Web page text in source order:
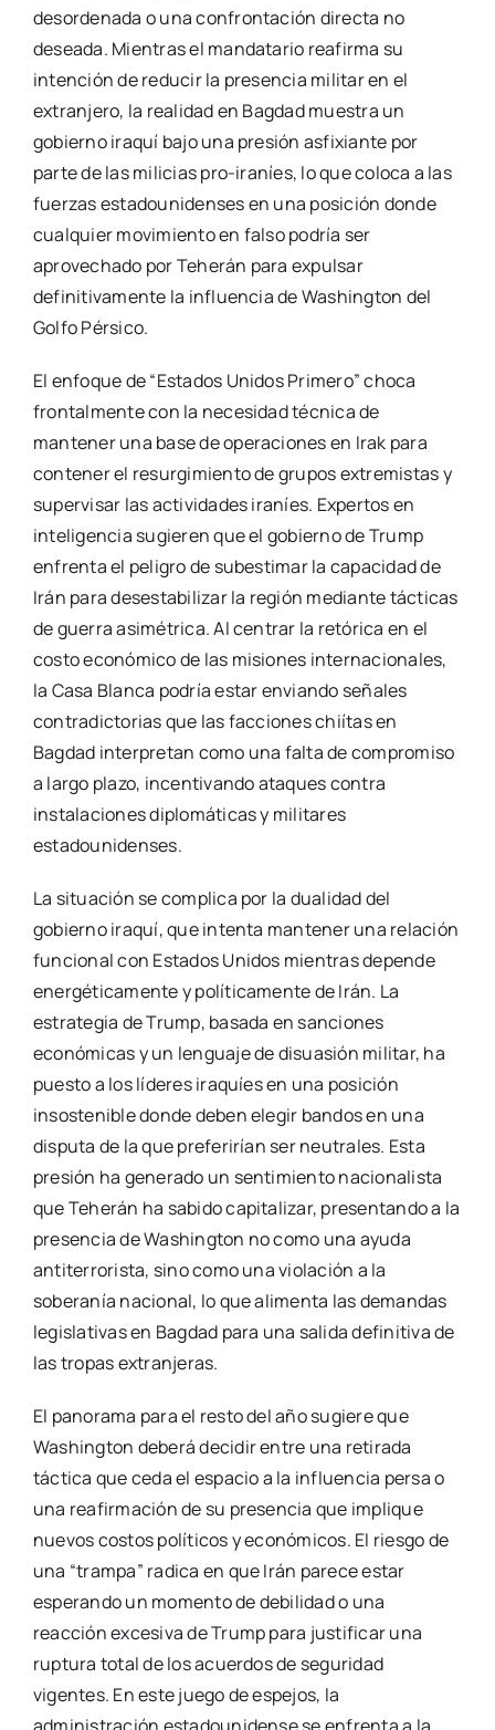
desordenada o una confrontación directa no
deseada. Mientras el mandatario reafirma su
intención de reducir la presencia militar en el
extranjero, la realidad en Bagdad muestra un
gobierno iraquí bajo una presión asfixiante por
parte de las milicias pro-iraníes, lo que coloca a las
fuerzas estadounidenses en una posición donde
cualquier movimiento en falso podría ser
aprovechado por Teherán para expulsar
definitivamente la influencia de Washington del
Golfo Pérsico.
El enfoque de “Estados Unidos Primero” choca
frontalmente con la necesidad técnica de
mantener una base de operaciones en Irak para
contener el resurgimiento de grupos extremistas y
supervisar las actividades iraníes. Expertos en
inteligencia sugieren que el gobierno de Trump
enfrenta el peligro de subestimar la capacidad de
Irán para desestabilizar la región mediante tácticas
de guerra asimétrica. Al centrar la retórica en el
costo económico de las misiones internacionales,
la Casa Blanca podría estar enviando señales
contradictorias que las facciones chiítas en
Bagdad interpretan como una falta de compromiso
a largo plazo, incentivando ataques contra
instalaciones diplomáticas y militares
estadounidenses.
La situación se complica por la dualidad del
gobierno iraquí, que intenta mantener una relación
funcional con Estados Unidos mientras depende
energéticamente y políticamente de Irán. La
estrategia de Trump, basada en sanciones
económicas y un lenguaje de disuasión militar, ha
puesto a los líderes iraquíes en una posición
insostenible donde deben elegir bandos en una
disputa de la que preferirían ser neutrales. Esta
presión ha generado un sentimiento nacionalista
que Teherán ha sabido capitalizar, presentando a la
presencia de Washington no como una ayuda
antiterrorista, sino como una violación a la
soberanía nacional, lo que alimenta las demandas
legislativas en Bagdad para una salida definitiva de
las tropas extranjeras.
El panorama para el resto del año sugiere que
Washington deberá decidir entre una retirada
táctica que ceda el espacio a la influencia persa o
una reafirmación de su presencia que implique
nuevos costos políticos y económicos. El riesgo de
una “trampa” radica en que Irán parece estar
esperando un momento de debilidad o una
reacción excesiva de Trump para justificar una
ruptura total de los acuerdos de seguridad
vigentes. En este juego de espejos, la
administración estadounidense se enfrenta a la